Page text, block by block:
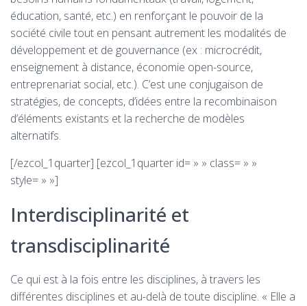
éducation, santé, etc.) en renforçant le pouvoir de la
société civile tout en pensant autrement les modalités de
développement et de gouvernance (ex : microcrédit,
enseignement à distance, économie open-source,
entreprenariat social, etc.). C’est une conjugaison de
stratégies, de concepts, d’idées entre la recombinaison
d’éléments existants et la recherche de modèles
alternatifs.
[/ezcol_1quarter] [ezcol_1quarter id= » » class= » »
style= » »]
Interdisciplinarité et
transdisciplinarité
Ce qui est à la fois entre les disciplines, à travers les
différentes disciplines et au-delà de toute discipline. « Elle a